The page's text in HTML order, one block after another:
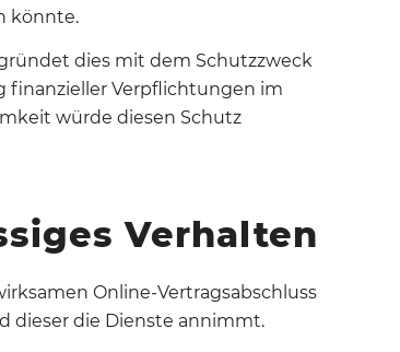
könnte.
dies mit dem Schutzzweck
finanzieller Verpflichtungen im
würde diesen Schutz
Verhalten
Online-Vertragsabschluss
dieser die Dienste annimmt.